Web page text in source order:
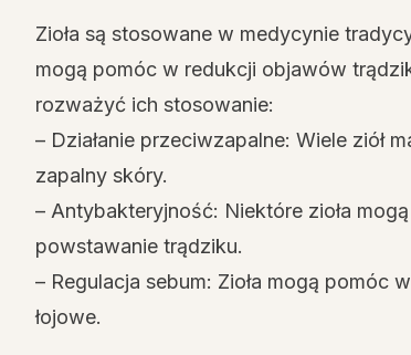
Zioła są stosowane w medycynie
mogą pomóc w redukcji objawów
rozważyć ich stosowanie:
– Działanie przeciwzapalne: Wiele ziół
zapalny skóry.
– Antybakteryjność: Niektóre zioła
powstawanie trądziku.
– Regulacja sebum: Zioła mogą pomóc
łojowe.